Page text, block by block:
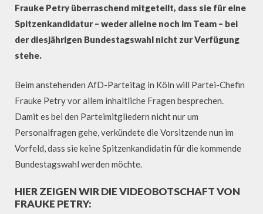
Frauke Petry überraschend mitgeteilt, dass sie für eine
Spitzenkandidatur – weder alleine noch im Team – bei
der diesjährigen Bundestagswahl nicht zur Verfügung
stehe.
Beim anstehenden AfD-Parteitag in Köln will Partei-Chefin
Frauke Petry vor allem inhaltliche Fragen besprechen.
Damit es bei den Parteimitgliedern nicht nur um
Personalfragen gehe, verkündete die Vorsitzende nun im
Vorfeld, dass sie keine Spitzenkandidatin für die kommende
Bundestagswahl werden möchte.
HIER ZEIGEN WIR DIE VIDEOBOTSCHAFT VON
FRAUKE PETRY: